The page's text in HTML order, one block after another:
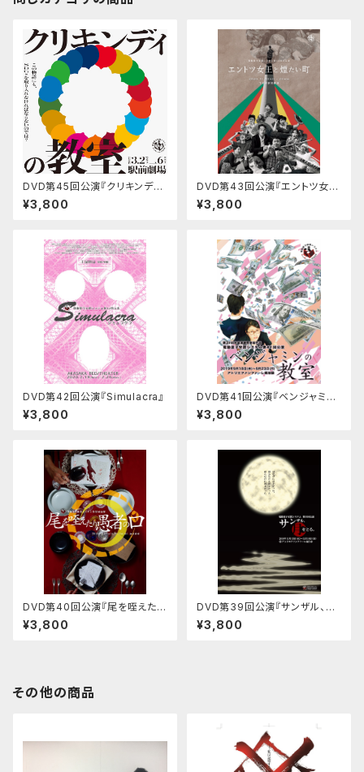
DVD第45回公演『クリキンディ
の教室』
¥3,800
DVD第43回公演『エントツ女王
と煙たい町』
¥3,800
DVD第42回公演『Simulacra』
¥3,800
DVD第41回公演『ベンジャミン
の教室』
¥3,800
DVD第40回公演『尾を咥えたり
愚者の口』
¥3,800
DVD第39回公演『サンザル、月
をとる。』
¥3,800
その他の商品